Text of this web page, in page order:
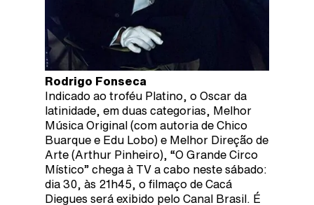
Rodrigo Fonseca
Indicado ao troféu Platino, o Oscar da
latinidade, em duas categorias, Melhor
Música Original (com autoria de Chico
Buarque e Edu Lobo) e Melhor Direção de
Arte (Arthur Pinheiro), “O Grande Circo
Místico” chega à TV a cabo neste sábado:
dia 30, às 21h45, o filmaço de Cacá
Diegues será exibido pelo Canal Brasil. É